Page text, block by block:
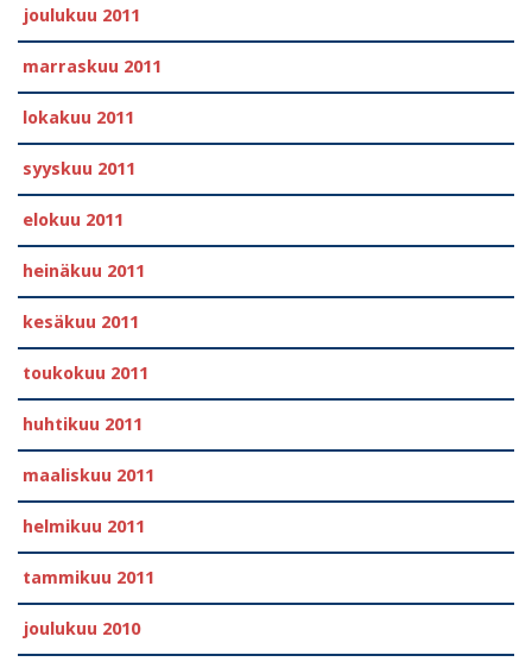
joulukuu 2011
marraskuu 2011
lokakuu 2011
syyskuu 2011
elokuu 2011
heinäkuu 2011
kesäkuu 2011
toukokuu 2011
huhtikuu 2011
maaliskuu 2011
helmikuu 2011
tammikuu 2011
joulukuu 2010